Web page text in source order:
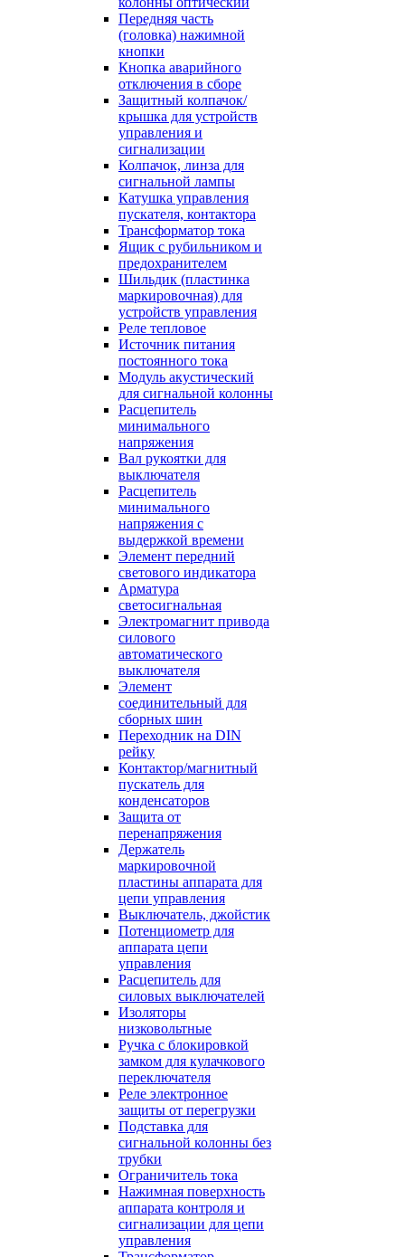
Передняя часть
(головка) нажимной
кнопки
Кнопка аварийного
отключения в сборе
Защитный колпачок/
крышка для устройств
управления и
сигнализации
Колпачок, линза для
сигнальной лампы
Катушка управления
пускателя, контактора
Трансформатор тока
Ящик с рубильником и
предохранителем
Шильдик (пластинка
маркировочная) для
устройств управления
Реле тепловое
Источник питания
постоянного тока
Модуль акустический
для сигнальной колонны
Расцепитель
минимального
напряжения
Вал рукоятки для
выключателя
Расцепитель
минимального
напряжения с
выдержкой времени
Элемент передний
светового индикатора
Арматура
светосигнальная
Электромагнит привода
силового
автоматического
выключателя
Элемент
соединительный для
сборных шин
Переходник на DIN
рейку
Контактор/магнитный
пускатель для
конденсаторов
Защита от
перенапряжения
Держатель
маркировочной
пластины аппарата для
цепи управления
Выключатель, джойстик
Потенциометр для
аппарата цепи
управления
Расцепитель для
силовых выключателей
Изоляторы
низковольтные
Ручка с блокировкой
замком для кулачкового
переключателя
Реле электронное
защиты от перегрузки
Подставка для
сигнальной колонны без
трубки
Ограничитель тока
Нажимная поверхность
аппарата контроля и
сигнализации для цепи
управления